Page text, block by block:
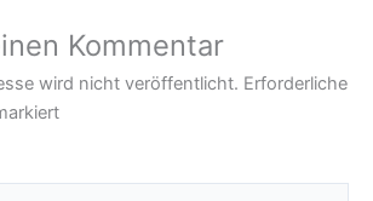
Kommentar
wird nicht veröffentlicht. Erforderliche